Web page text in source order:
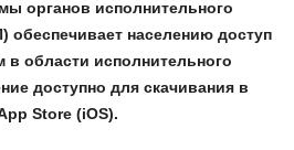
органов исполнительного
населению доступ
области исполнительного
доступно для скачивания в
Store (iOS).